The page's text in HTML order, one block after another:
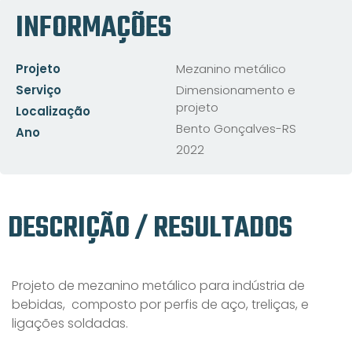
INFORMAÇÕES
Projeto
Serviço
Localização
Ano
Mezanino metálico
Dimensionamento e
projeto
Bento Gonçalves-RS
2022
DESCRIÇÃO / RESULTADOS
Projeto de mezanino metálico para indústria de
bebidas, composto por perfis de aço, treliças, e
ligações soldadas.